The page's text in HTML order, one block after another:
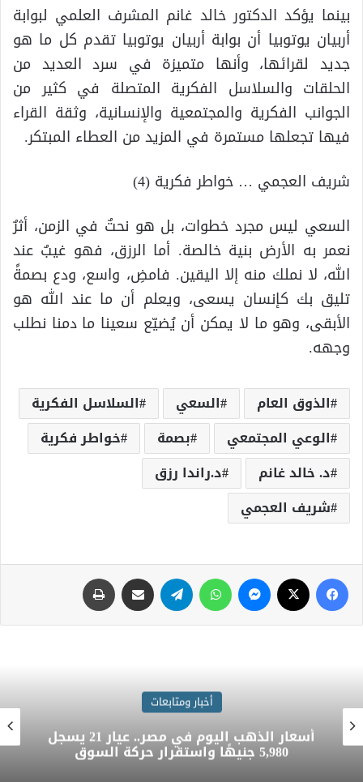
بينما يؤكد الدكتور خالد غانم المشرف العلمي لبوابة
أربيان يوتوبيا أن بوابة أربيان يوتوبيا تقدم كل ما هو
جديد لقرائها، وأنها متميزة في سرد العديد من
الحلقات والسلاسل الفكرية المتصلة في كثير من
الجوانب الفكرية والمجتمعية والإنسانية، وثقة القراء
فيها تجعلها مستمرة في المزيد من العطاء المبتكر.
شريف العجمي … خواطر فكرية (4)
السعي ليس مجرد خطوات، بل هو نحتٌ في الزمن، أثرٌ
نعمر به الأرض بنية خالصة. أما الرزق، فهو غيبٌ عند
الله، لا نملك منه إلا اليقين. فامضِ، واسع، ودع بصمةً
تليق بك كإنسان يسعى، ويعلم أن ما عند الله هو
الأبقى، وهو ما لا يمكن أن يُضيّع سعينا ما دمنا نطلب
وجهه.
الذوق العام السعي
السلاسل الفكرية
الوعي المجتمعي
بصمة
خواطر فكرية
د. خالد غانم
د.راندا رزق
شريف العجمي
أخبار ومتابعات
أسعار الذهب اليوم في مصر.. عيار 21 يسجل
5,980 جنيهًا واستقرار حركة السوق